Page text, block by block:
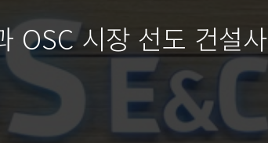
OSC 시장 선도 건설사